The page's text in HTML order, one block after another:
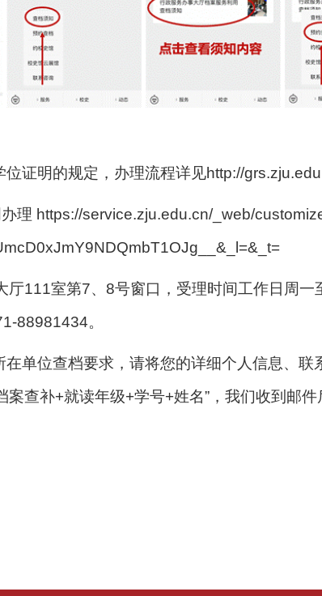
证明的规定，办理流程详见http://
理 https://service.zju.edu.cn/_web/
厅111室第7、8号窗口，受理时间工作日周
88981434。
单位查档要求，请将您的详细个人信息、联
案查补+就读年级+学号+姓名”，我们收到邮件